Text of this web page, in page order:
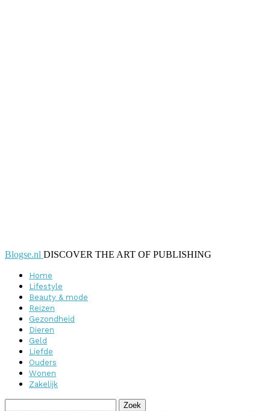
Blogse.nl DISCOVER THE ART OF PUBLISHING
Home
Lifestyle
Beauty & mode
Reizen
Gezondheid
Dieren
Geld
Liefde
Ouders
Wonen
Zakelijk